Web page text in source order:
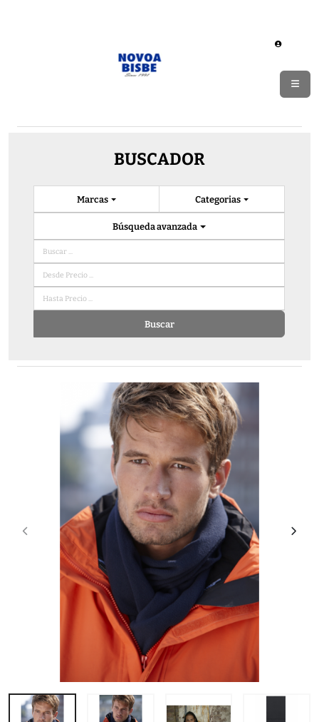
BUSCADOR
Categorias
Marcas
Búsqueda avanzada
Buscar